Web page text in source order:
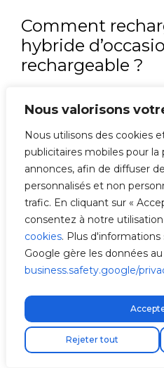
Nous valorisons
Nous utilisons des cookies
publicitaires mobiles pour la
annonces, afin de diffuser
personnalisés et non
trafic. En cliquant sur «
consentez à notre
cookies. Plus
Google gère les données
business.safety.google/
Rejeter tout
Comment
hybride
rechargeable ?
rechargeable, vous
rechargeà domicile ou
de recharge publiques
connaître les exigences
à votre modèle pour
efficace et sécurisée.
étendu d’installateurs
point de recharge à
autre site. Installez un
votre voiture hybride
Dois-je faire
de ma voiture
d’occasion une
Livraison